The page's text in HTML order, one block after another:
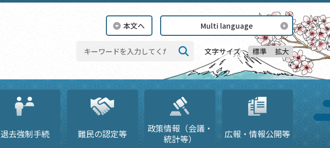
本文へ Multi language
検索 文字サイズ 標準 拡大
退去強制手続 難民の認定等
政策情報（会議・
統計等）
広報・情報公開等